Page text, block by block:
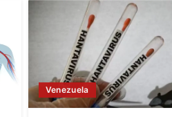
Venezuela